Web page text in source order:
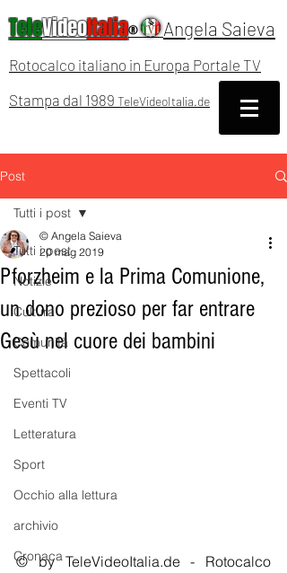
TeleVideoItalia® Angela Saieva
Rotocalco italiano in Europa Portale TV
Stampa dal 1989 TeleVideoItalia.de
Post
Tutti i post
Notizie
Cultura
Comunità
Spettacoli
Eventi TV
Letteratura
Sport
Occhio alla lettura
archivio
Cronaca
Tutti i post
Pforzheim e la Prima Comunione,
un dono prezioso per far entrare
Gesù nel cuore dei bambini
© Angela Saieva
20 mag 2019
© by TeleVideoItalia.de - Rotocalco